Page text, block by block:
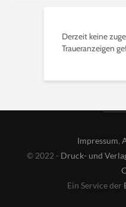
Derzeit keine
Traueranzeigen
Impressum,
© 2022 - Druck- und
Ein Service der